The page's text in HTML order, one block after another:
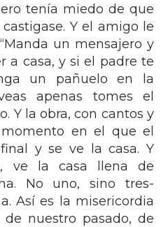
tenía miedo de que
Y el amigo le
un mensajero y
a casa, y si el padre te
un pañuelo en la
apenas tomes el
Y la obra, con cantos y
en el que el
y se ve la casa. Y
ve la casa llena de
No uno, sino tres-
Así es la misericordia
nuestro pasado, de